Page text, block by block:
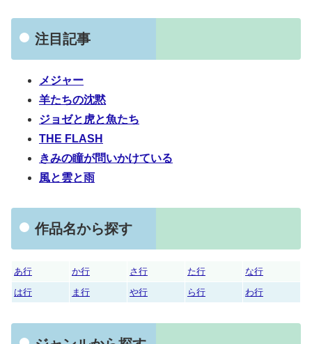
注目記事
メジャー
羊たちの沈黙
ジョゼと虎と魚たち
THE FLASH
きみの瞳が問いかけている
風と雲と雨
作品名から探す
あ行 か行 さ行 た行
な行
は行
ま行 や行 ら行 わ行